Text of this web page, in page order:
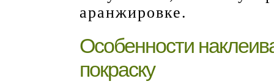
аранжировке.
Особенности
покраску